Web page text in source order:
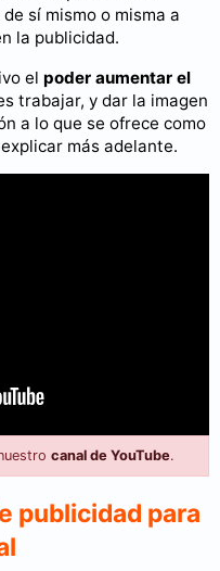
sí mismo o misma a
la publicidad.
el poder aumentar el
trabajar, y dar la imagen
a lo que se ofrece como
más adelante.
canal de YouTube.
publicidad para